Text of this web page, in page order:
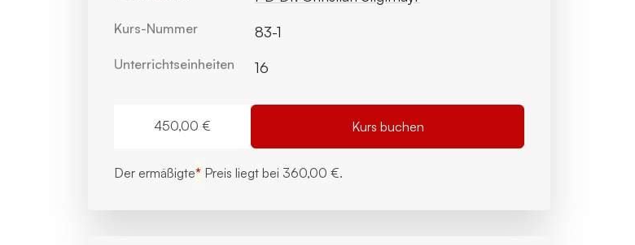
Kurs-Nummer 83-1
Unterrichts­einheiten 16
450,00 € Kurs buchen
Der ermäßigte* Preis liegt bei 360,00 €.